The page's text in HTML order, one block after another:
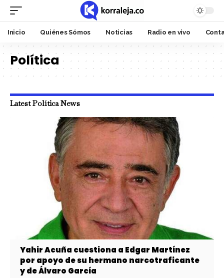
Inicio Quiénes Sómos Noticias Radio en vivo
Política
Latest Política News
Yahir Acuña cuestiona a Edgar Martínez
por apoyo de su hermano narcotraficante
y de Álvaro García